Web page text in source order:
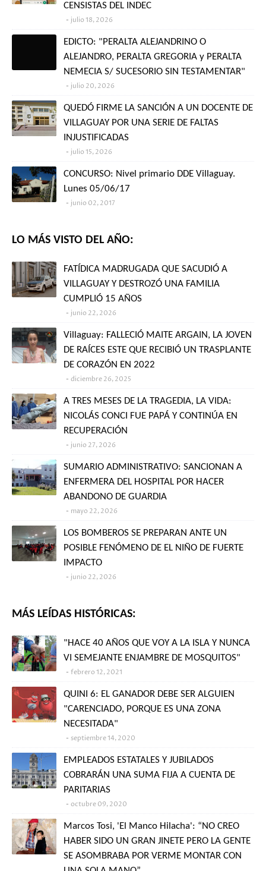
CENSISTAS DEL INDEC
julio 18, 2026
EDICTO: "PERALTA ALEJANDRINO O
ALEJANDRO, PERALTA GREGORIA y PERALTA
NEMECIA S/ SUCESORIO SIN TESTAMENTAR"
julio 20, 2026
QUEDÓ FIRME LA SANCIÓN A UN DOCENTE DE
VILLAGUAY POR UNA SERIE DE FALTAS
INJUSTIFICADAS
julio 15, 2026
CONCURSO: Nivel primario DDE Villaguay.
Lunes 05/06/17
junio 02, 2017
LO MÁS VISTO DEL AÑO:
FATÍDICA MADRUGADA QUE SACUDIÓ A
VILLAGUAY Y DESTROZÓ UNA FAMILIA
CUMPLIÓ 15 AÑOS
junio 22, 2026
Villaguay: FALLECIÓ MAITE ARGAIN, LA JOVEN
DE RAÍCES ESTE QUE RECIBIÓ UN TRASPLANTE
DE CORAZÓN EN 2022
diciembre 26, 2025
A TRES MESES DE LA TRAGEDIA, LA VIDA:
NICOLÁS CONCI FUE PAPÁ Y CONTINÚA EN
RECUPERACIÓN
junio 27, 2026
SUMARIO ADMINISTRATIVO: SANCIONAN A
ENFERMERA DEL HOSPITAL POR HACER
ABANDONO DE GUARDIA
mayo 22, 2026
LOS BOMBEROS SE PREPARAN ANTE UN
POSIBLE FENÓMENO DE EL NIÑO DE FUERTE
IMPACTO
junio 22, 2026
MÁS LEÍDAS HISTÓRICAS:
"HACE 40 AÑOS QUE VOY A LA ISLA Y NUNCA
VI SEMEJANTE ENJAMBRE DE MOSQUITOS"
febrero 12, 2021
QUINI 6: EL GANADOR DEBE SER ALGUIEN
"CARENCIADO, PORQUE ES UNA ZONA
NECESITADA"
septiembre 14, 2020
EMPLEADOS ESTATALES Y JUBILADOS
COBRARÁN UNA SUMA FIJA A CUENTA DE
PARITARIAS
octubre 09, 2020
Marcos Tosi, 'El Manco Hilacha': “NO CREO
HABER SIDO UN GRAN JINETE PERO LA GENTE
SE ASOMBRABA POR VERME MONTAR CON